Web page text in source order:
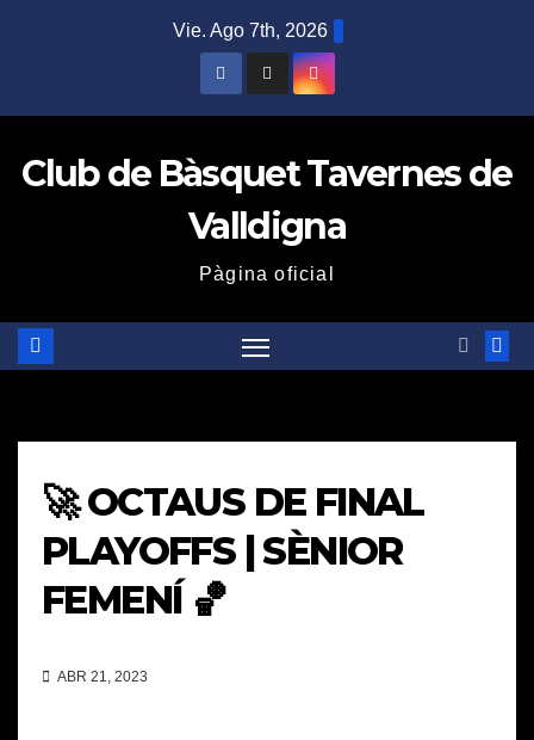
Vie. Ago 7th, 2026
Club de Bàsquet Tavernes de
Valldigna
Pàgina oficial
🚀 OCTAUS DE FINAL
PLAYOFFS | SÈNIOR
FEMENÍ 🏀
ABR 21, 2023